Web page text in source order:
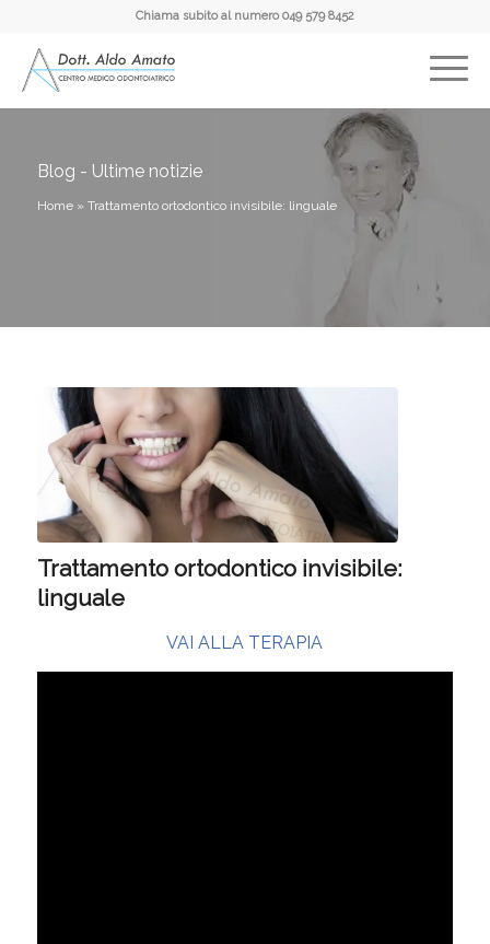
Chiama subito al numero049 579 8452
Blog - Ultime notizie
Home» Trattamento ortodontico invisibile: linguale
Trattamento ortodontico invisibile:
linguale
VAI ALLA TERAPIA